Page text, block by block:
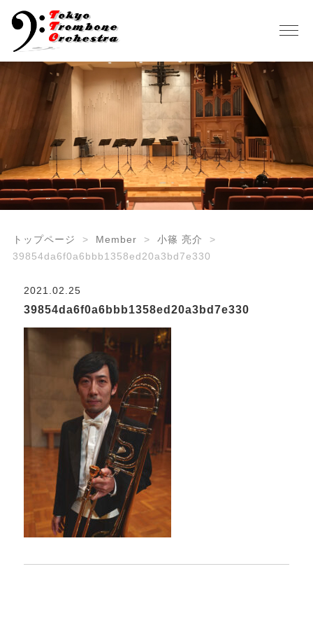
トップページ Member
小篠 亮介
39854da6f0a6bbb1358ed20a3bd7e330
2021.02.25
39854da6f0a6bbb1358ed20a3bd7e330